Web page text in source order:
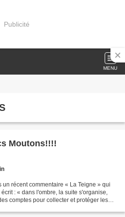
Publicité
MENU
Moutons!!!!
un récent commentaire « La Teigne » qui
: « dans l'ombre, la suite s'organise,
comptes pour collecter et protéger les…